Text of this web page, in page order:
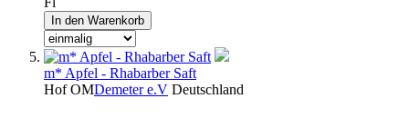
m* Apfel - Rhabarber Saft
Hof OMDemeter e.V Deutschland